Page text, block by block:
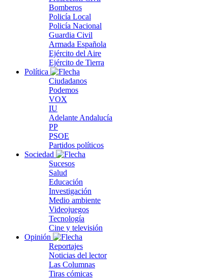
Bomberos
Policía Local
Policía Nacional
Guardia Civil
Armada Española
Ejército del Aire
Ejército de Tierra
Política
Ciudadanos
Podemos
VOX
IU
Adelante Andalucía
PP
PSOE
Partidos políticos
Sociedad
Sucesos
Salud
Educación
Investigación
Medio ambiente
Videojuegos
Tecnología
Cine y televisión
Opinión
Reportajes
Noticias del lector
Las Columnas
Tiras cómicas